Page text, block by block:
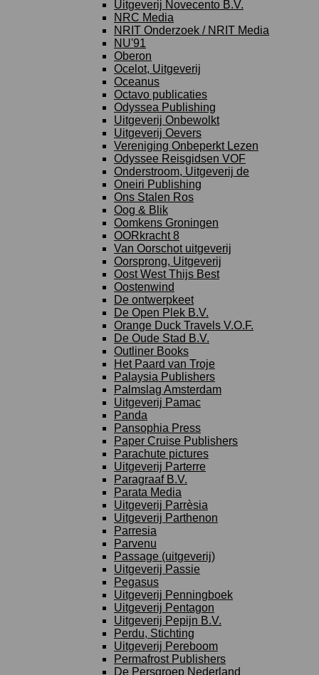
Uitgeverij Novecento B.V.
NRC Media
NRIT Onderzoek / NRIT Media
NU'91
Oberon
Ocelot, Uitgeverij
Oceanus
Octavo publicaties
Odyssea Publishing
Uitgeverij Onbewolkt
Uitgeverij Oevers
Vereniging Onbeperkt Lezen
Odyssee Reisgidsen VOF
Onderstroom, Uitgeverij de
Oneiri Publishing
Ons Stalen Ros
Oog & Blik
Oomkens Groningen
OORkracht 8
Van Oorschot uitgeverij
Oorsprong, Uitgeverij
Oost West Thijs Best
Oostenwind
De ontwerpkeet
De Open Plek B.V.
Orange Duck Travels V.O.F.
De Oude Stad B.V.
Outliner Books
Het Paard van Troje
Palaysia Publishers
Palmslag Amsterdam
Uitgeverij Pamac
Panda
Pansophia Press
Paper Cruise Publishers
Parachute pictures
Uitgeverij Parterre
Paragraaf B.V.
Parata Media
Uitgeverij Parrèsia
Uitgeverij Parthenon
Parresia
Parvenu
Passage (uitgeverij)
Uitgeverij Passie
Pegasus
Uitgeverij Penningboek
Uitgeverij Pentagon
Uitgeverij Pepijn B.V.
Perdu, Stichting
Uitgeverij Pereboom
Permafrost Publishers
De Persgroep Nederland